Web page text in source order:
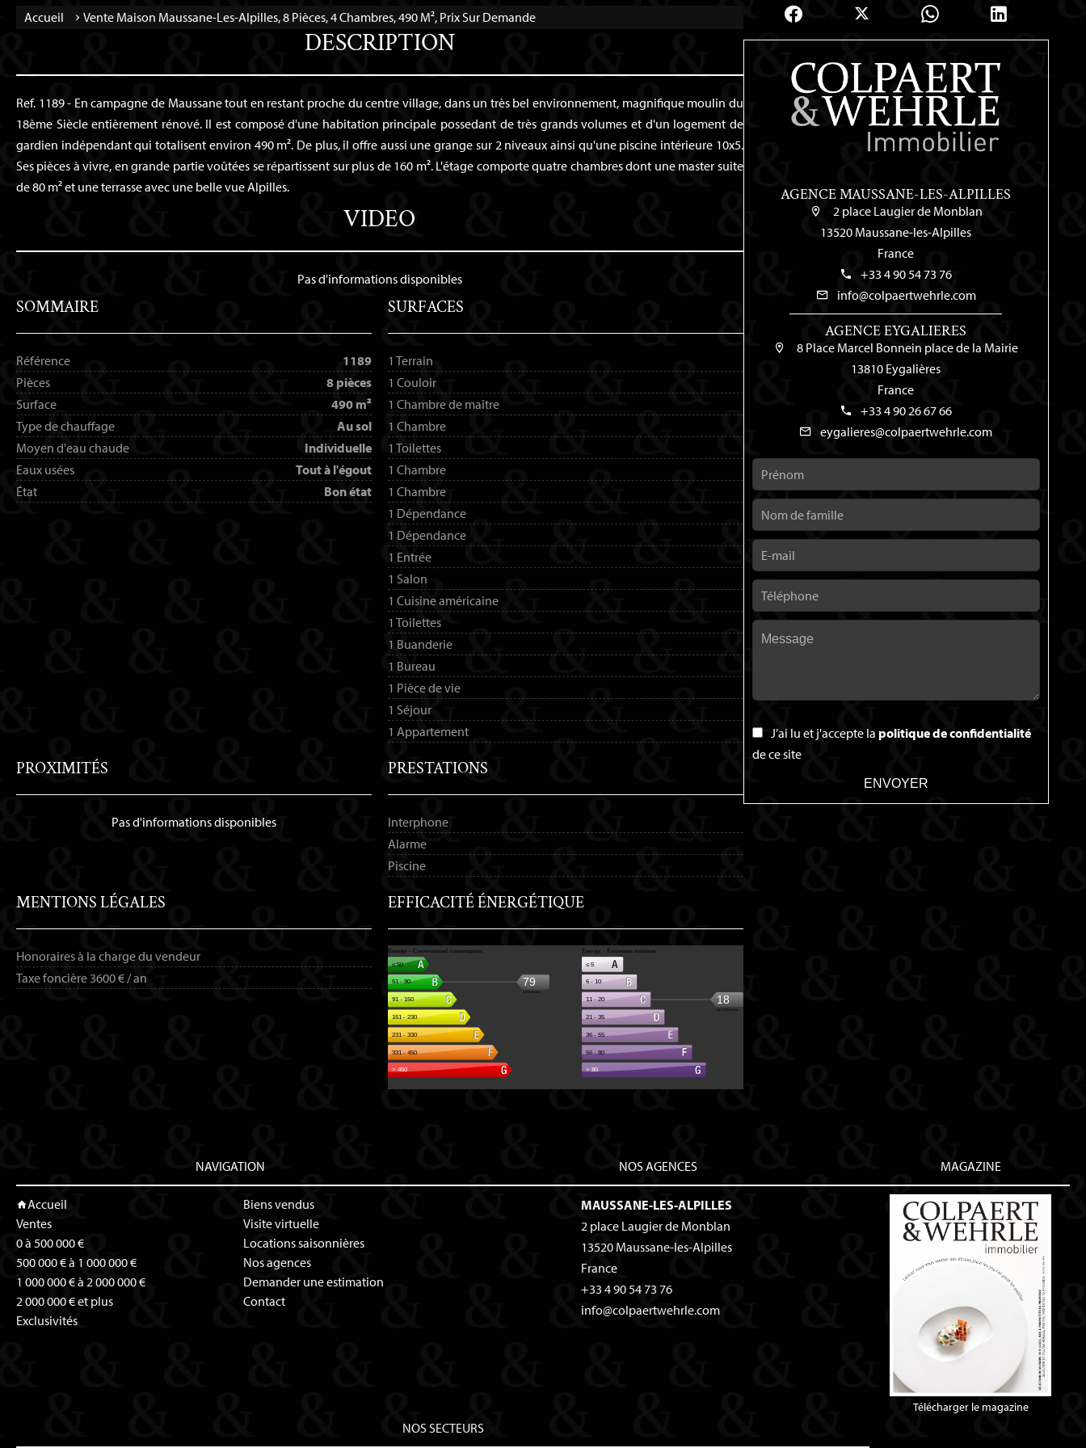
Accueil Vente Maison Maussane-Les-Alpilles, 8 Pièces, 4 Chambres, 490 M², Prix Sur Demande
DESCRIPTION
Ref. 1189 - En campagne de Maussane tout en restant proche du centre village, dans un très bel environnement, magnifique moulin du
18ème Siècle entièrement rénové. Il est composé d'une habitation principale possedant de très grands volumes et d'un logement de
gardien indépendant qui totalisent environ 490 m². De plus, il offre aussi une grange sur 2 niveaux ainsi qu'une piscine intérieure 10x5.
Ses pièces à vivre, en grande partie voûtées se répartissent sur plus de 160 m². L'étage comporte quatre chambres dont une master suite
de 80 m² et une terrasse avec une belle vue Alpilles.
VIDEO
Pas d'informations disponibles
SOMMAIRE
Référence
1189
Pièces
8 pièces
Surface
490 m²
Type de chauffage
Au sol
Moyen d'eau chaude
Individuelle
Eaux usées
Tout à l'égout
État
Bon état
SURFACES
1 Terrain
1 Couloir
1 Chambre de maître
1 Chambre
1 Toilettes
1 Chambre
1 Chambre
1 Dépendance
1 Dépendance
1 Entrée
1 Salon
1 Cuisine américaine
1 Toilettes
1 Buanderie
1 Bureau
1 Pièce de vie
1 Séjour
1 Appartement
PROXIMITÉS
Pas d'informations disponibles
PRESTATIONS
Interphone
Alarme
Piscine
MENTIONS LÉGALES
Honoraires à la charge du vendeur
Taxe foncière 3600 € / an
EFFICACITÉ ÉNERGÉTIQUE
AGENCE MAUSSANE-LES-ALPILLES
2 place Laugier de Monblan
13520 Maussane-les-Alpilles
France
+33 4 90 54 73 76
info@colpaertwehrle.com
AGENCE EYGALIERES
8 Place Marcel Bonnein place de la Mairie
13810 Eygalières
France
+33 4 90 26 67 66
eygalieres@colpaertwehrle.com
J’ai lu et j'accepte la politique de confidentialité
de ce site
ENVOYER
NAVIGATION
Accueil
Ventes
0 à 500 000 €
500 000 € à 1 000 000 €
1 000 000 € à 2 000 000 €
2 000 000 € et plus
Exclusivités
Biens vendus
Visite virtuelle
Locations saisonnières
Nos agences
Demander une estimation
Contact
NOS AGENCES
MAUSSANE-LES-ALPILLES
2 place Laugier de Monblan
13520 Maussane-les-Alpilles
France
+33 4 90 54 73 76
info@colpaertwehrle.com
MAGAZINE
Télécharger le magazine
NOS SECTEURS